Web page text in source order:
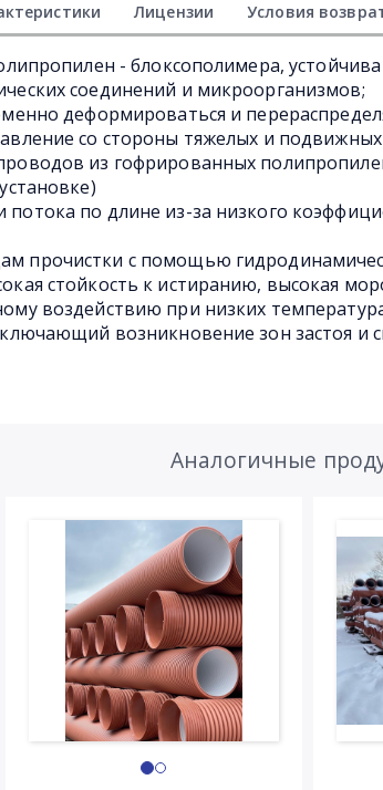
Лицензии Условия
- блоксополимера,
соединений и микроорганизмов;
деформироваться и
со стороны тяжелых и подвижных
из гофрированных
по длине из-за низкого
прочистки с помощью
стойкость к истиранию, высокая
воздействию при низких
возникновение зон застоя и
Аналогичные